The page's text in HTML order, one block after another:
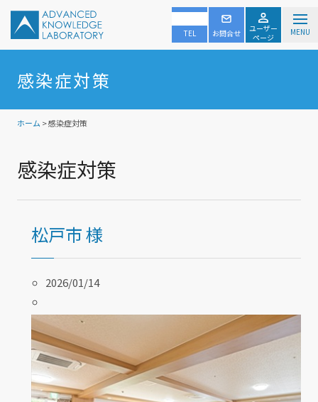
TEL お問合せ
ユーザー
ページ
MENU
感染症対策
ホーム > 感染症対策
感染症対策
松戸市 様
2026/01/14